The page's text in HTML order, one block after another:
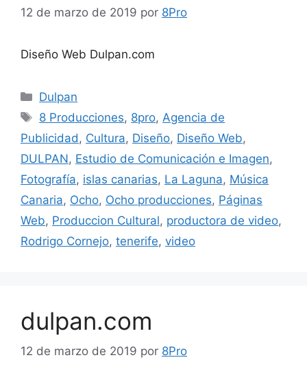
12 de marzo de 2019 por 8Pro
Diseño Web Dulpan.com
Dulpan
8 Producciones, 8pro, Agencia de
Publicidad , Cultura, Diseño, Diseño Web,
DULPAN, Estudio de Comunicación e Imagen,
Fotografía, islas canarias, La Laguna, Música
Canaria, Ocho, Ocho producciones, Páginas
Web, Produccion Cultural, productora de video,
Rodrigo Cornejo, tenerife, video
dulpan.com
12 de marzo de 2019 por 8Pro